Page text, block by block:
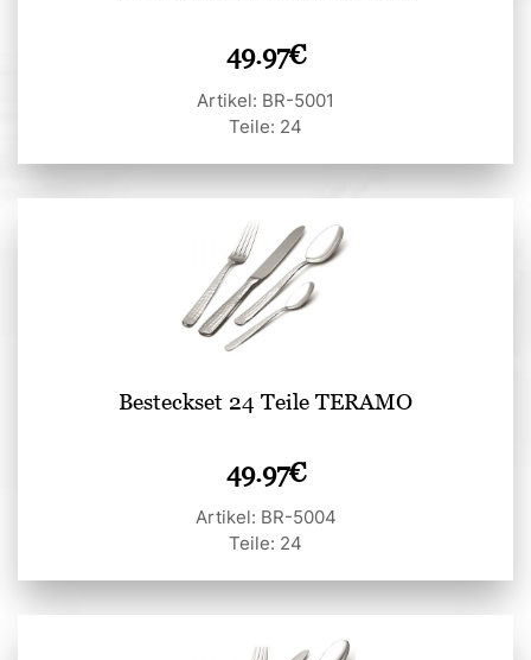
49.97€
Artikel: BR-5001
Teile: 24
Besteckset 24 Teile TERAMO
49.97€
Artikel: BR-5004
Teile: 24